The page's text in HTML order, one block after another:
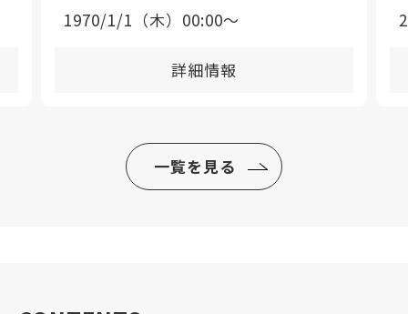
1970/1/1（木）00:00〜
詳細情報
一覧を見る